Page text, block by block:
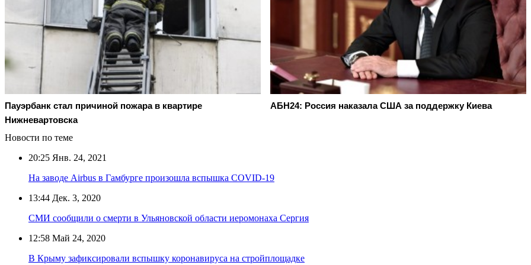
Пауэрбанк стал причиной пожара в квартире
Нижневартовска
АБН24: Россия наказала США за поддержку Киева
Новости по теме
20:25 Янв. 24, 2021
На заводе Airbus в Гамбурге произошла вспышка COVID-19
13:44 Дек. 3, 2020
СМИ сообщили о смерти в Ульяновской области иеромонаха Сергия
12:58 Май 24, 2020
В Крыму зафиксировали вспышку коронавируса на стройплощадке